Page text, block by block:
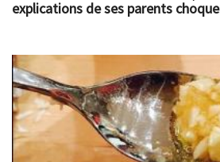
explications de ses parents